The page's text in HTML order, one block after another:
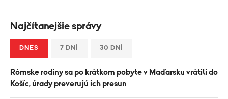
Najčítanejšie správy
DNES 7 DNÍ 30 DNÍ
Rómske rodiny sa po krátkom pobyte v Maďarsku vrátili do
Košíc, úrady preverujú ich presun